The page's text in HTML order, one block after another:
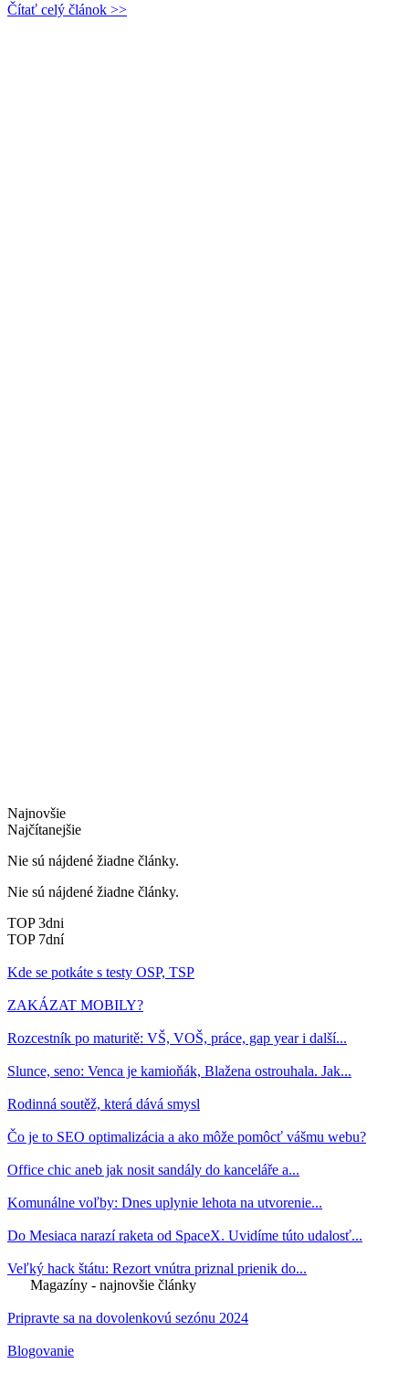
Čítať celý článok >>
Najnovšie
Najčítanejšie
Nie sú nájdené žiadne články.
Nie sú nájdené žiadne články.
TOP 3dni
TOP 7dní
Kde se potkáte s testy OSP, TSP
ZAKÁZAT MOBILY?
Rozcestník po maturitě: VŠ, VOŠ, práce, gap year i další...
Slunce, seno: Venca je kamioňák, Blažena ostrouhala. Jak...
Rodinná soutěž, která dává smysl
Čo je to SEO optimalizácia a ako môže pomôcť vášmu webu?
Office chic aneb jak nosit sandály do kanceláře a...
Komunálne voľby: Dnes uplynie lehota na utvorenie...
Do Mesiaca narazí raketa od SpaceX. Uvidíme túto udalosť...
Veľký hack štátu: Rezort vnútra priznal prienik do...
Magazíny - najnovšie články
Pripravte sa na dovolenkovú sezónu 2024
Blogovanie